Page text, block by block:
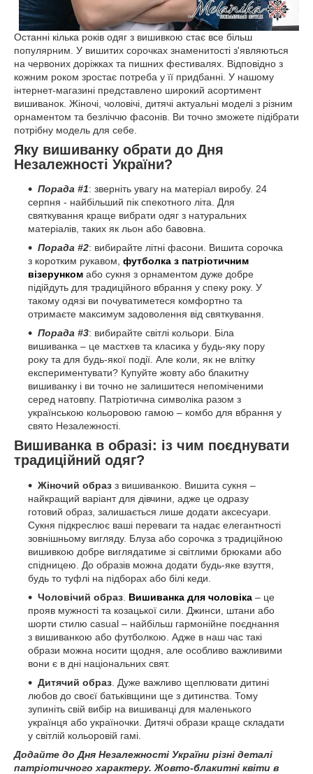
Останні кілька років одяг з вишивкою стає все більш
популярним. У вишитих сорочках знаменитості з'являються
на червоних доріжках та пишних фестивалях. Відповідно з
кожним роком зростає потреба у її придбанні. У нашому
інтернет-магазині представлено широкий асортимент
вишиванок. Жіночі, чоловічі, дитячі актуальні моделі з різним
орнаментом та безліччю фасонів. Ви точно зможете підібрати
потрібну модель для себе.
Яку вишиванку обрати до Дня
Незалежності України?
Порада #1: зверніть увагу на матеріал виробу. 24
серпня - найбільший пік спекотного літа. Для
святкування краще вибрати одяг з натуральних
матеріалів, таких як льон або бавовна.
Порада #2: вибирайте літні фасони. Вишита сорочка
з коротким рукавом, футболка з патріотичним
візерунком або сукня з орнаментом дуже добре
підійдуть для традиційного вбрання у спеку року. У
такому одязі ви почуватиметеся комфортно та
отримаєте максимум задоволення від святкування.
Порада #3: вибирайте світлі кольори. Біла
вишиванка – це мастхев та класика у будь-яку пору
року та для будь-якої події. Але коли, як не влітку
експериментувати? Купуйте жовту або блакитну
вишиванку і ви точно не залишитеся непоміченими
серед натовпу. Патріотична символіка разом з
українською кольоровою гамою – комбо для вбрання у
свято Незалежності.
Вишиванка в образі: із чим поєднувати
традиційний одяг?
Жіночий образ з вишиванкою. Вишита сукня –
найкращий варіант для дівчини, адже це одразу
готовий образ, залишається лише додати аксесуари.
Сукня підкреслює ваші переваги та надає елегантності
зовнішньому вигляду. Блуза або сорочка з традиційною
вишивкою добре виглядатиме зі світлими брюками або
спідницею. До образів можна додати будь-яке взуття,
будь то туфлі на підборах або білі кеди.
Чоловічий образ Вишиванка для чоловіка – це
прояв мужності та козацької сили. Джинси, штани або
шорти стилю casual – найбільш гармонійне поєднання
з вишиванкою або футболкою. Адже в наш час такі
образи можна носити щодня, але особливо важливими
вони є в дні національних свят.
Дитячий образ . Дуже важливо щеплювати дитині
любов до своєї батьківщини ще з дитинства. Тому
зупиніть свій вибір на вишиванці для маленького
українця або україночки. Дитячі образи краще складати
у світлій кольоровій гамі.
Додайте до Дня Незалежності України різні деталі
патріотичного характеру. Жовто-блакитні квіти в